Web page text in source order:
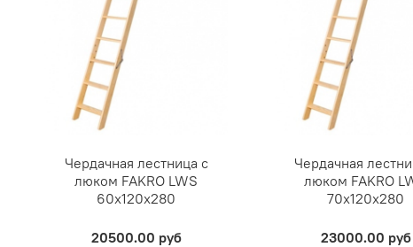
Чердачная лестница с
люком FAKRO LWS
60х120х280
20500.00 руб
Чердачная
люком FAKRO
70х120х280
23000.00 руб